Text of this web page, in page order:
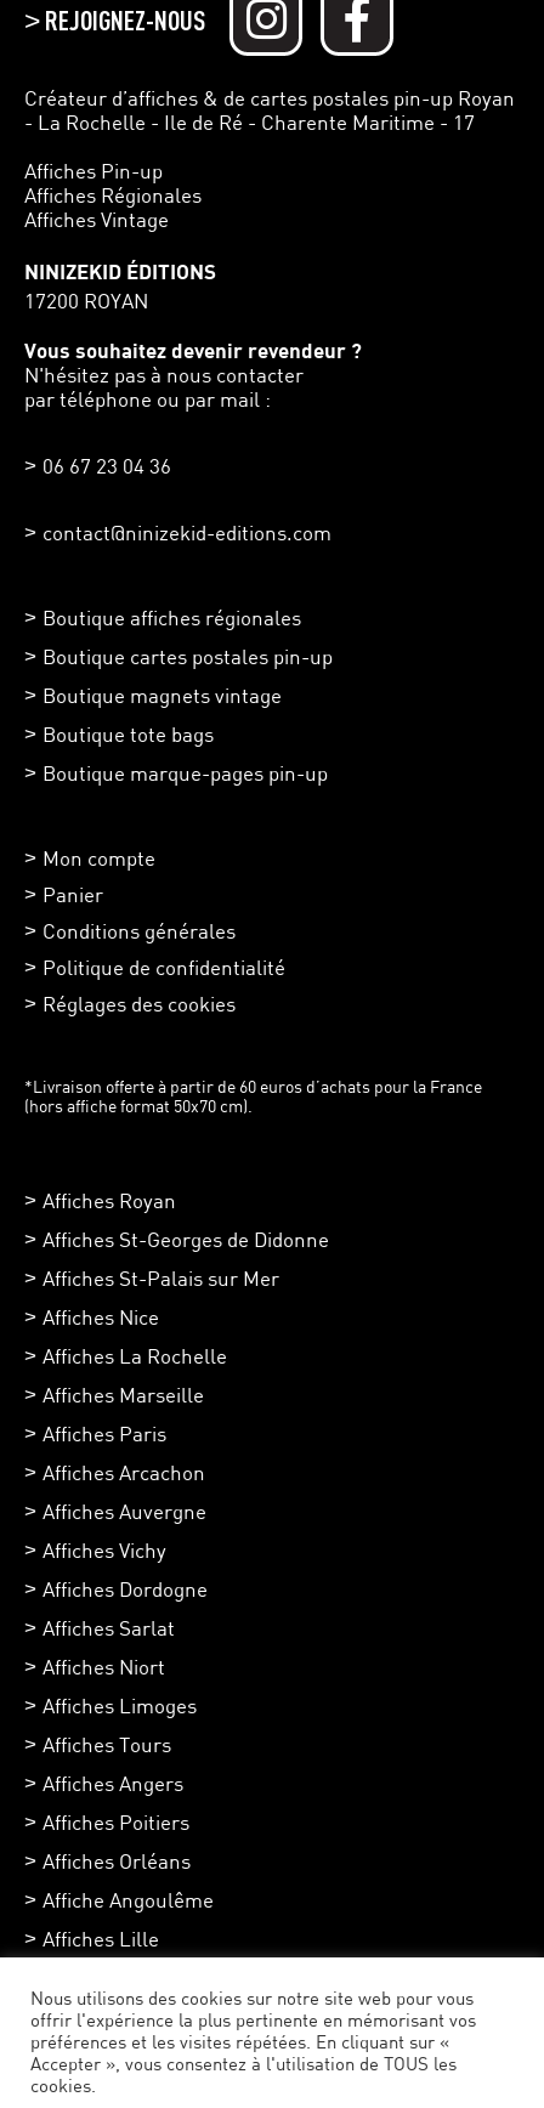
>REJOIGNEZ-NOUS
Créateur d’affiches & de cartes postales pin-up Royan
- La Rochelle - Ile de Ré - Charente Maritime - 17
Affiches Pin-up
Affiches Régionales
Affiches Vintage
NINIZEKID ÉDITIONS
17200 ROYAN
Vous souhaitez devenir revendeur ?
N'hésitez pas à nous contacter
par téléphone ou par mail :
06 67 23 04 36
contact@ninizekid-editions.com
Boutique affiches régionales
Boutique cartes postales pin-up
Boutique magnets vintage
Boutique tote bags
Boutique marque-pages pin-up
Mon compte
Panier
Conditions générales
Politique de confidentialité
Réglages des cookies
*Livraison offerte à partir de 60 euros d’achats pour la France
(hors affiche format 50x70 cm).
Affiches Royan
Affiches St-Georges de Didonne
Affiches St-Palais sur Mer
Affiches Nice
Affiches La Rochelle
Affiches Marseille
Affiches Paris
Affiches Arcachon
Affiches Auvergne
Affiches Vichy
Affiches Dordogne
Affiches Sarlat
Affiches Niort
Affiches Limoges
Affiches Tours
Affiches Angers
Affiches Poitiers
Affiches Orléans
Affiche Angoulême
Affiches Lille
Affiches Toulouse
Nous utilisons des cookies sur notre site web pour vous
offrir l'expérience la plus pertinente en mémorisant vos
préférences et les visites répétées. En cliquant sur «
Accepter », vous consentez à l'utilisation de TOUS les
cookies.